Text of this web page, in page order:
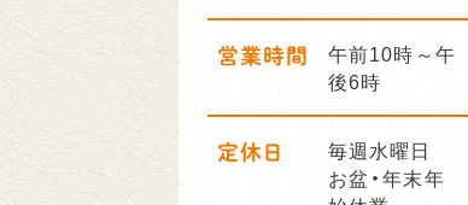
営業時間
午前10時～午
後6時
定休日
毎週水曜日
お盆・年末年